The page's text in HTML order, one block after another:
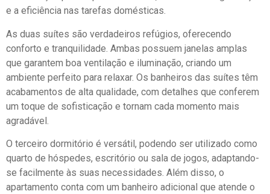
e a eficiência nas tarefas domésticas.
As duas suítes são verdadeiros refúgios, oferecendo
conforto e tranquilidade. Ambas possuem janelas amplas
que garantem boa ventilação e iluminação, criando um
ambiente perfeito para relaxar. Os banheiros das suítes têm
acabamentos de alta qualidade, com detalhes que conferem
um toque de sofisticação e tornam cada momento mais
agradável.
O terceiro dormitório é versátil, podendo ser utilizado como
quarto de hóspedes, escritório ou sala de jogos, adaptando-
se facilmente às suas necessidades. Além disso, o
apartamento conta com um banheiro adicional que atende o